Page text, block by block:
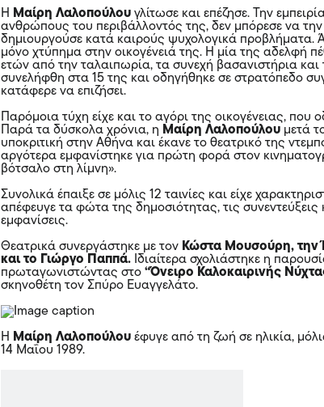
Η Μαίρη Λαλοπούλου γλίτωσε και επέζησε. Την
ανθρώπους του περιβάλλοντός της, δεν μπόρεσε να την
δημιουργούσε κατά καιρούς ψυχολογικά προβλήματα.
μόνο χτύπημα στην οικογένειά της. Η μία της αδελφή
ετών από την ταλαιπωρία, τα συνεχή βασανιστήρια και
συνελήφθη στα 15 της και οδηγήθηκε σε στρατόπεδο
κατάφερε να επιζήσει.
Παρόμοια τύχη είχε και το αγόρι της οικογένειας, που
Παρά τα δύσκολα χρόνια, η Μαίρη Λαλοπούλου μετά
υποκριτική στην Αθήνα και έκανε το θεατρικό της
αργότερα εμφανίστηκε για πρώτη φορά στον
βότσαλο στη λίμνη».
Συνολικά έπαιξε σε μόλις 12 ταινίες και είχε
απέφευγε τα φώτα της δημοσιότητας, τις συνεντεύξεις
εμφανίσεις.
Θεατρικά συνεργάστηκε με τον Κώστα Μουσούρη, την
και το Γιώργο Παππά. Ιδιαίτερα σχολιάστηκε η
πρωταγωνιστώντας στο “Όνειρο Καλοκαιρινής
σκηνοθέτη τον Σπύρο Ευαγγελάτο.
Η Μαίρη Λαλοπούλου έφυγε από τη ζωή σε ηλικία,
14 Μαΐου 1989.